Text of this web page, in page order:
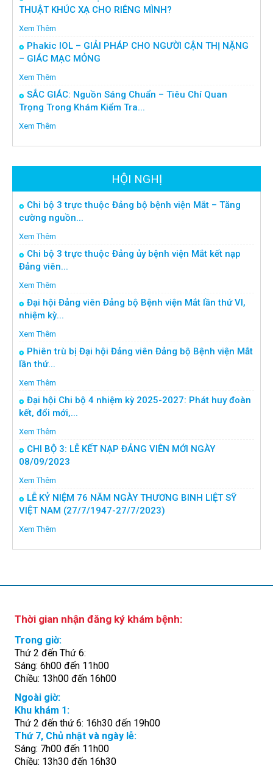
THUẬT KHÚC XẠ CHO RIÊNG MÌNH?
Xem Thêm
Phakic IOL – GIẢI PHÁP CHO NGƯỜI CẬN THỊ NẶNG
– GIÁC MẠC MỎNG
Xem Thêm
SẮC GIÁC: Nguồn Sáng Chuẩn – Tiêu Chí Quan
Trọng Trong Khám Kiểm Tra...
Xem Thêm
HỘI NGHỊ
Chi bộ 3 trực thuộc Đảng bộ bệnh viện Mắt – Tăng
cường nguồn...
Xem Thêm
Chi bộ 3 trực thuộc Đảng ủy bệnh viện Mắt kết nạp
Đảng viên...
Xem Thêm
Đại hội Đảng viên Đảng bộ Bệnh viện Mắt lần thứ VI,
nhiệm kỳ...
Xem Thêm
Phiên trù bị Đại hội Đảng viên Đảng bộ Bệnh viện Mắt
lần thứ...
Xem Thêm
Đại hội Chi bộ 4 nhiệm kỳ 2025-2027: Phát huy đoàn
kết, đổi mới,...
Xem Thêm
CHI BỘ 3: LỄ KẾT NẠP ĐẢNG VIÊN MỚI NGÀY
08/09/2023
Xem Thêm
LỄ KỶ NIỆM 76 NĂM NGÀY THƯƠNG BINH LIỆT SỸ
VIỆT NAM (27/7/1947-27/7/2023)
Xem Thêm
Thời gian nhận đăng ký khám bệnh:
Trong giờ:
Thứ 2 đến Thứ 6:
Sáng: 6h00 đến 11h00
Chiều: 13h00 đến 16h00
Ngoài giờ:
Khu khám 1:
Thứ 2 đến thứ 6: 16h30 đến 19h00
Thứ 7, Chủ nhật và ngày lễ:
Sáng: 7h00 đến 11h00
Chiều: 13h30 đến 16h30